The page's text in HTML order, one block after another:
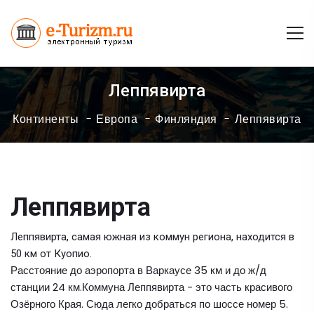
Леппявирта
Континенты Европа Финляндия Леппявирта
Леппявирта
Леппявирта, самая южная из коммун региона, находится в
50 км от Куопио.
Расстояние до аэропорта в Варкаусе 35 км и до ж/д
станции 24 км.Коммуна Леппявирта - это часть красивого
Озёрного Края. Сюда легко добраться по шоссе номер 5.